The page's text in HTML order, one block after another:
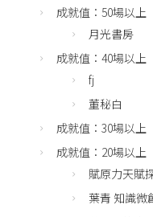
成就值：50場以上
月光書房
成就值：40場以上
fj
董秘白
成就值：30場以上
成就值：20場以上
賦原力天賦
葉青 知識微